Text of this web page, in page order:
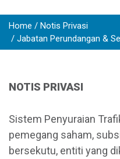
Home
Notis Privasi
Jabatan Perundangan &
NOTIS PRIVASI
Sistem Penyuraian
pemegang saham,
bersekutu, entiti yang